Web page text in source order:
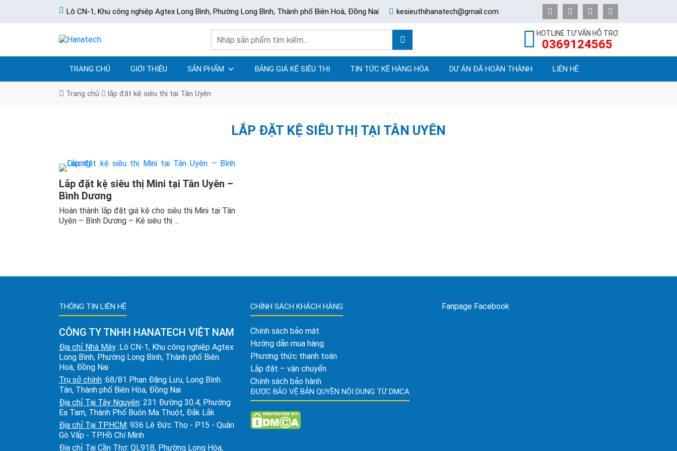
Lô CN-1, Khu công nghiệp Agtex Long Bình, Phường Long Bình, Thành phố Biên Hoà, Đồng Nai kesieuthihanatech@gmail.com
HOTLINE TƯ VẤN HỖ TRỢ
0369124565
TRANG CHỦ GIỚI THIỆU SẢN PHẨM BẢNG GIÁ KỆ SIÊU THỊ TIN TỨC KỆ HÀNG HÓA DỰ ÁN ĐÃ HOÀN THÀNH LIÊN HỆ
Trang chủ lắp đặt kệ siêu thị tại Tân Uyên
LẮP ĐẶT KỆ SIÊU THỊ TẠI TÂN UYÊN
Lắp đặt kệ siêu thị Mini tại Tân Uyên –
Bình Dương
Hoàn thành lắp đặt giá kệ cho siêu thị Mini tại Tân
Uyên – Bình Dương – Kệ siêu thị ...
THÔNG TIN LIÊN HỆ
CÔNG TY TNHH HANATECH VIỆT NAM
Địa chỉ Nhà Máy :Lô CN-1, Khu công nghiệp Agtex
Long Bình, Phường Long Bình, Thành phố Biên
Hoà, Đồng Nai
Trụ sở chính :68/81 Phan Đăng Lưu, Long Bình
Tân, Thành phố Biên Hòa, Đồng Nai
Địa chỉ Tại Tây Nguyên: 231 Đường 30.4, Phường
Ea Tam, Thành Phố Buôn Ma Thuột, Đắk Lắk
Địa chỉ Tại TPHCM: 936 Lê Đức Thọ - P15 - Quận
Gò Vấp - TP.Hồ Chí Minh
Địa chỉ Tại Cần Thơ: QL91B, Phường Long Hòa,
CHÍNH SÁCH KHÁCH HÀNG
Chính sách bảo mật
Hướng dẫn mua hàng
Phương thức thanh toán
Lắp đặt – vận chuyển
Chính sách bảo hành
ĐƯỢC BẢO VỆ BẢN QUYỀN NỘI DUNG TỪ DMCA
Fanpage Facebook